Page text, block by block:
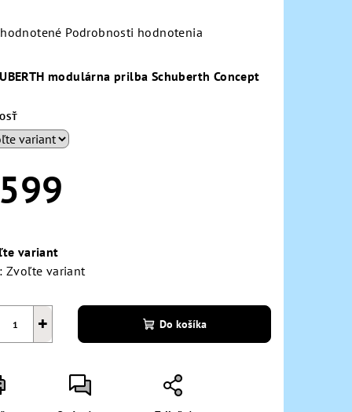
Podrobnosti hodnotenia
modulárna prilba Schuberth Concept
variant
Zvoľte variant
+ Do košíka